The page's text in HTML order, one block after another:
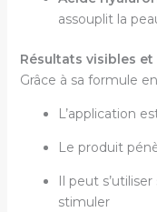
assouplit la
Résultats visibles
Grâce à sa formule
L’application
Le produit
Il peut
stimuler